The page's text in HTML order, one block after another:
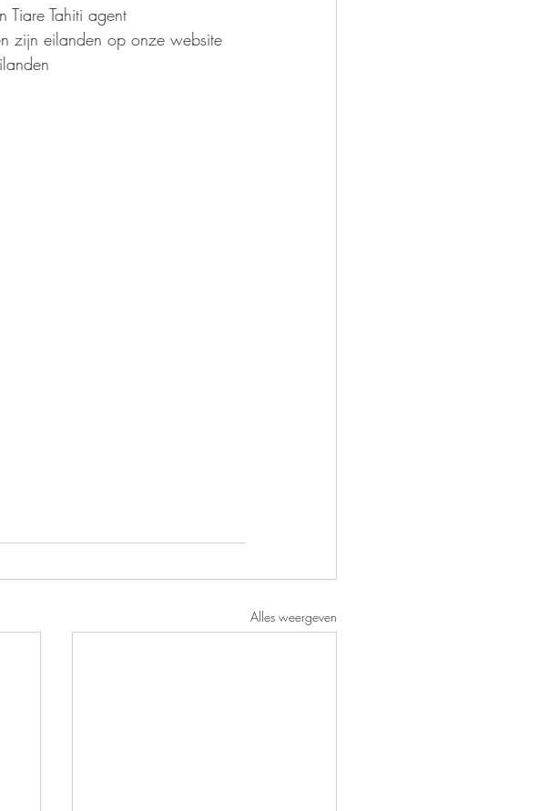
Tahiti agent
zijn eilanden op onze website
Alles weergeven